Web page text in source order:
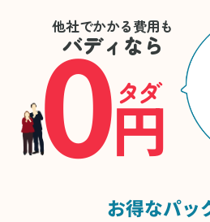
他社でかかる費用も
バディなら
0円
タダ
お得なパッ